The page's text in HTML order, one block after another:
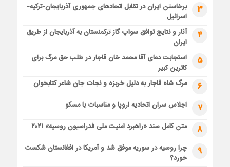
3
برخاستن ایران در تقابل اتحادهای جمهوری آذربایجان-ترکیه-
اسرائیل
4
آثار و نتایج توافق سواپ گاز ترکمنستان به آذربایجان از طریق
ایران
5
استجابت دعای آقا محمد خان قاجار در طلب حق مرگ برای
کاترین کبیر
6 مرگ شاه قاجار به دلیل خربزه و نجات جان شاعر کتابخوان
7 اجلاس سران اتحادیه اروپا و مناسبات با مسکو
8 متن کامل سند «راهبرد امنیت ملی فدراسیون روسیه» ۲۰۲۱
9
چرا روسیه در سوریه موفق شد و آمریکا در افغانستان شکست
خورد؟